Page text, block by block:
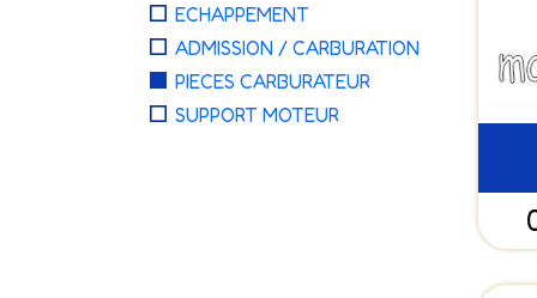
ECHAPPEMENT
ADMISSION / CARBURATION
PIECES CARBURATEUR
SUPPORT MOTEUR